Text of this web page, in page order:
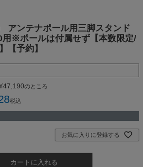
アンテナポール用三脚スタンド
用※ポールは付属せず【本数限定/
【予約】
47,190のところ
税込
お気に入りに登録する
カートに入れる